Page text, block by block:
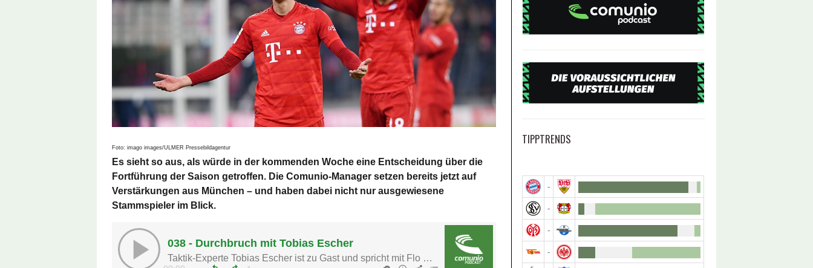
Foto: imago images/ULMER Pressebildagentur
Es sieht so aus, als würde in der kommenden Woche eine Entscheidung über die
Fortführung der Saison getroffen. Die Comunio-Manager setzen bereits jetzt auf
Verstärkungen aus München – und haben dabei nicht nur ausgewiesene
Stammspieler im Blick.
TIPPTRENDS
-
-
-
-